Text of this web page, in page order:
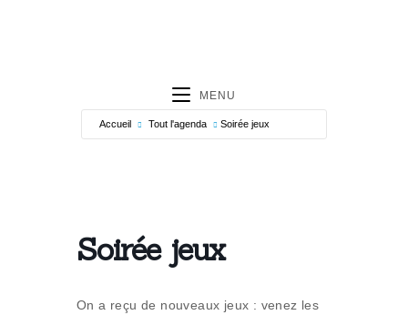
MENU
Accueil Tout l'agenda Soirée jeux
Soirée jeux
On a reçu de nouveaux jeux : venez les